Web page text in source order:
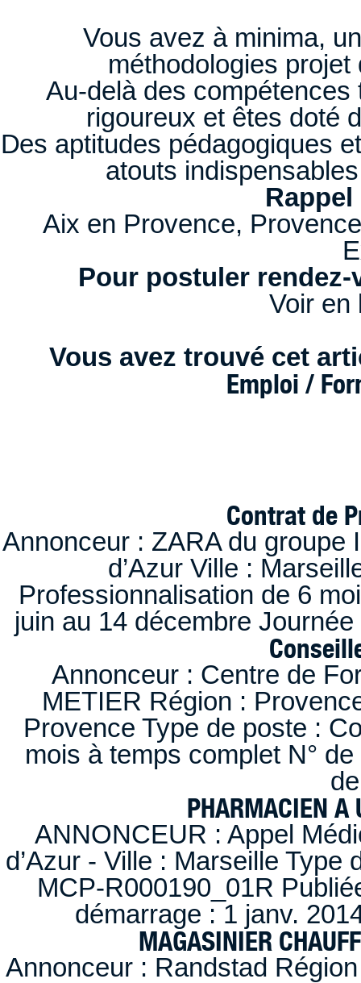
Vous avez à minima,
méthodologies
Au-delà des
rigoureux et êtes doté
Des aptitudes pédagogiques
atouts
Aix en Provence,
Pour postuler rendez-
Voir
Vous avez trouvé cet
Emploi /
Contrat de
Annonceur : ZARA du
d’Azur Ville :
Professionnalisation de 6
juin au 14 décembre
Annonceur : Centre de
METIER Région :
Provence Type de poste :
mois à temps complet N°
PHARMACIEN A
ANNONCEUR : Appel
d’Azur - Ville : Marseille
MCP-R000190_01R
démarrage : 1 janv.
MAGASINIER
Annonceur : Randstad